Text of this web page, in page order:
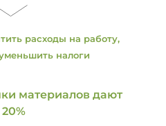
расходы на работу,
налоги
материалов дают